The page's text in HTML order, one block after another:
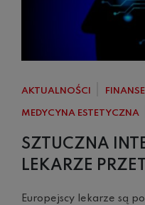
AKTUALNOŚCI
MEDYCYNA ESTETYCZNA
SZTUCZNA
LEKARZE
Europejscy lekarze są